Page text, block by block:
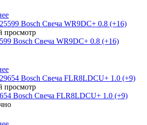
просмотр
Bosch Свеча WR9DC+ 0.8 (+16)
просмотр
Bosch Свеча FLR8LDCU+ 1.0 (+9)